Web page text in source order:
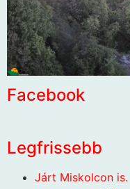
Facebook
Legfrissebb
Járt Miskolcon